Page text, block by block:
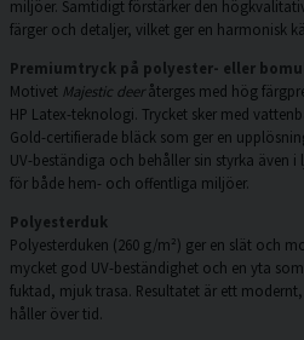
miljöer. Samtidigt förstärker den
färger och detaljer, vilket ger en harmonisk
Premiumtryck på polyester- eller
Motivet Majestic deeråterges med hög
HP Latex-teknologi. Trycket sker med
Gold-certifierade bläck som ger en
UV-beständiga och behåller sin styrka även
för både hem- och offentliga miljöer.
Polyesterduk
Polyesterduken (260 g/m²) ger en slät och
mycket god UV-beständighet och en yta
fuktad, mjuk trasa. Resultatet är ett
håller över tid.